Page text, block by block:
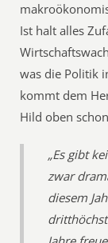
Ist halt alles
was die Politik
kommt dem
Hild oben
„Es gibt
zwar
diesem